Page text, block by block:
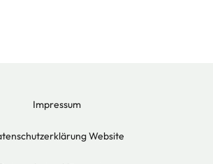
Impressum
Website